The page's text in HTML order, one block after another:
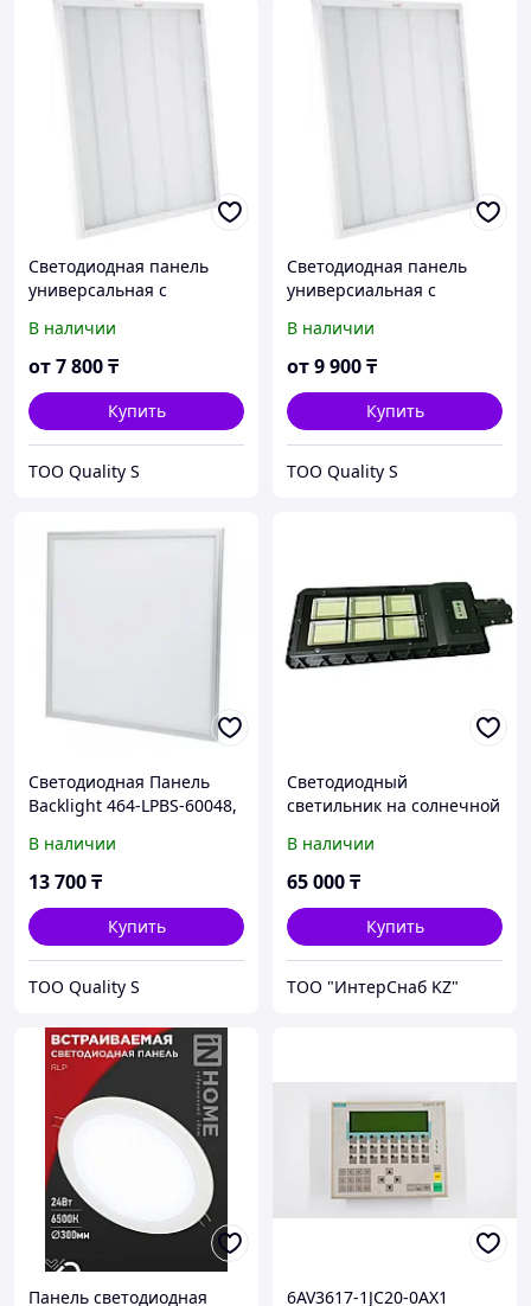
Светодиодная панель
универсальная с
464-LEPS-60072,
595*595*18 72W/5760Lm,
В наличии
от7 800₸
Купить
ТОО Quality S
Светодиодная панель
универсиальная с
100W, 9000LM, 6400K
В наличии
от9 900₸
Купить
ТОО Quality S
Светодиодная Панель
Backlight 464-LPBS-60048,
48W/4320Lm, 6400K
В наличии
13 700₸
Купить
ТОО Quality S
Светодиодный
светильник на солнечной
В наличии
65 000₸
Купить
ТОО "ИнтерСнаб KZ"
Панель светодиодная
6AV3617-1JC20-0AX1